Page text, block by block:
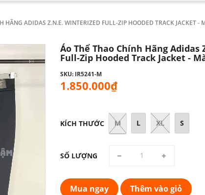
HÃNG ADIDAS Z.N.E. WINTERIZED FULL-ZIP HOODED TRACK JACKET -
Áo Thể Thao Chính Hãng Adidas
Full-Zip Hooded Track Jacket -
SKU: IR5241-M
1.850.000₫
KÍCH THƯỚC M L XL S
SỐ LƯỢNG
Mua ngay Thêm vào giỏ